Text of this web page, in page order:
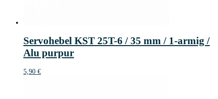
Servohebel KST 25T-6 / 35 mm / 1-armig /
Alu purpur
5,90 €